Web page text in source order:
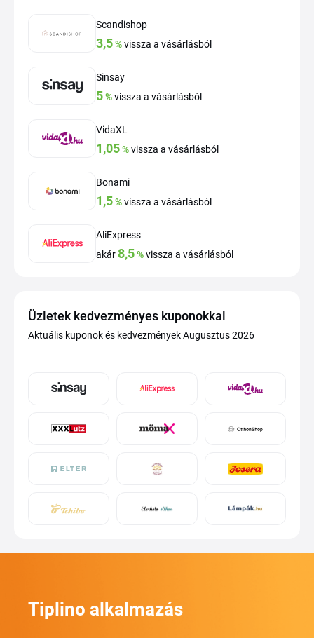
Scandishop
3,5%vissza a vásárlásból
Sinsay
5%vissza a vásárlásból
VidaXL
1,05%vissza a vásárlásból
Bonami
1,5%vissza a vásárlásból
AliExpress
akár8,5%vissza a vásárlásból
Üzletek kedvezményes kuponokkal
Aktuális kuponok és kedvezmények Augusztus 2026
Tiplino alkalmazás